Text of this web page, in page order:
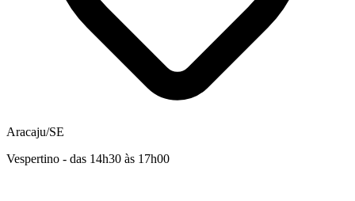
Aracaju/SE
Vespertino - das 14h30 às 17h00